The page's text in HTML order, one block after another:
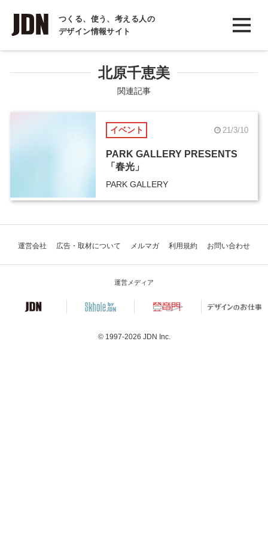
つくる、使う、考える人の
デザイン情報サイト
INTERVIEW
インタビュー
COLUMN
北原千恵美
関連記事
イベント 21/3/10
PARK GALLERY PRESENTS
「春光」
PARK GALLERY
運営会社 広告・取材について メルマガ 利用規約 お問い合わせ
運営メディア
© 1997-2026 JDN Inc.